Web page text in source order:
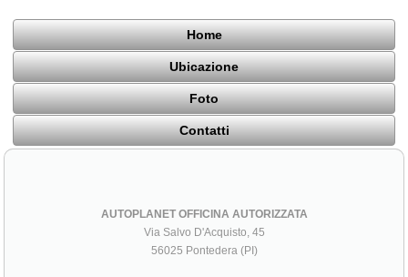
Home
Ubicazione
Foto
Contatti
AUTOPLANET OFFICINA AUTORIZZATA
Via Salvo D'Acquisto, 45
56025 Pontedera (PI)